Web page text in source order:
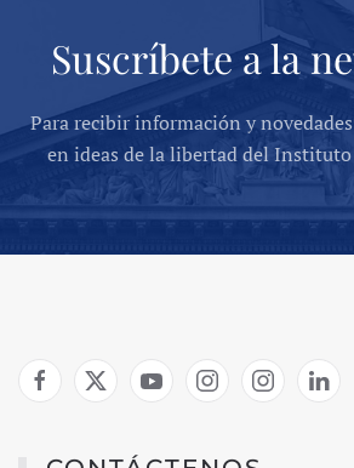
Suscríbete a la
Para recibir información y
en ideas de la libertad del Instituto